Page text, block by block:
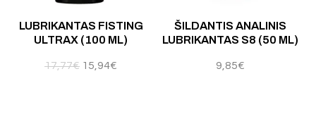
LUBRIKANTAS FISTING
ULTRAX (100 ML)
17,77€ 15,94€
ŠILDANTIS ANALINIS
LUBRIKANTAS S8 (50 ML)
9,85€
Įvertinimas:4.80iš 5